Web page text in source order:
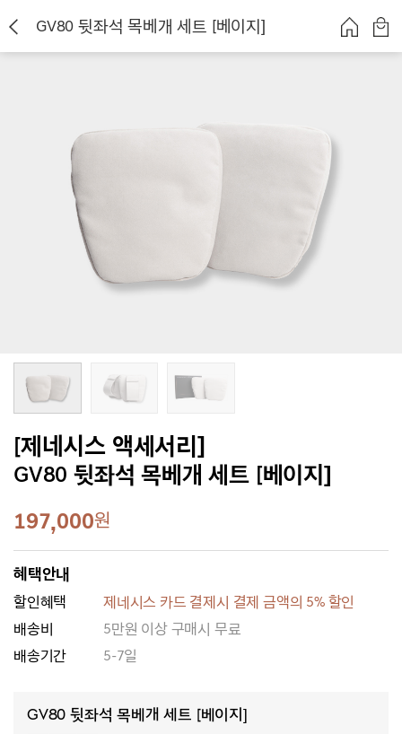
GV80 뒷좌석 목베개 세트 [베이지]
[제네시스 액세서리]
GV80 뒷좌석 목베개 세트 [베이지]
197,000원
혜택안내
할인혜택
제네시스 카드 결제시 결제 금액의 5% 할인
배송비
5만원 이상 구매시 무료
배송기간
5-7일
GV80 뒷좌석 목베개 세트 [베이지]